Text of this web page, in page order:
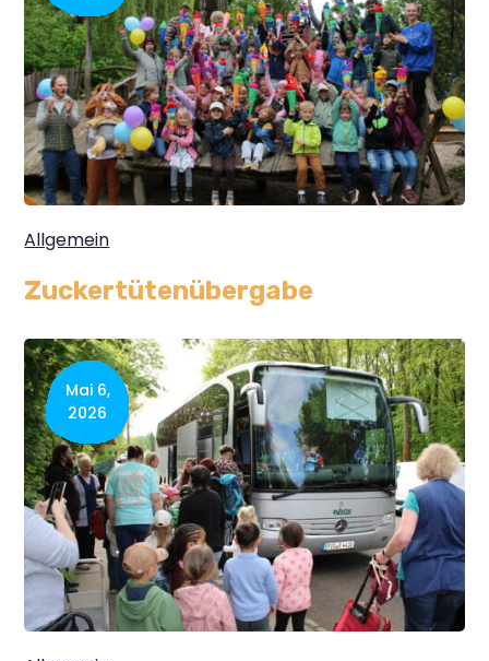
Zuckertütenübergabe
Allgemein
Mai 6,
2026